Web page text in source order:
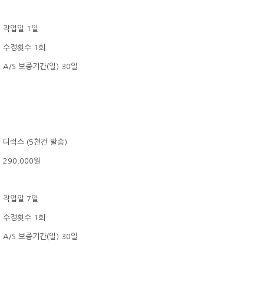
작업일 1일
수정횟수 1회
A/S 보증기간(일) 30일
디럭스 (5천건 발송)
290,000원
작업일 7일
수정횟수 1회
A/S 보증기간(일) 30일